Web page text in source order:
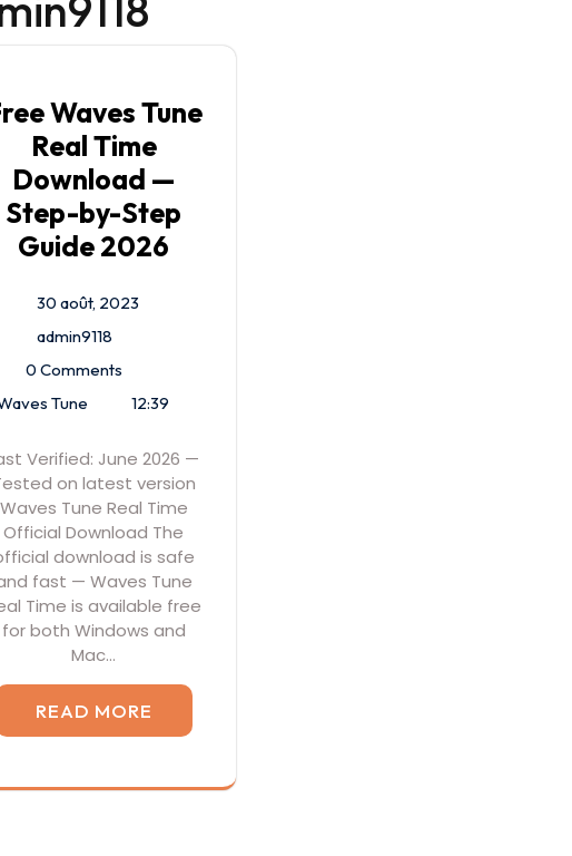
Waves Tune
Real Time
Download —
Step-by-Step
Guide 2026
30 août, 2023
admin9118
0 Comments
Tune
12:39
Verified: June 2026 —
on latest version
Waves Tune Real Time
Official Download The
download is safe
fast — Waves Tune
Time is available free
for both Windows and
Mac…
READ MORE